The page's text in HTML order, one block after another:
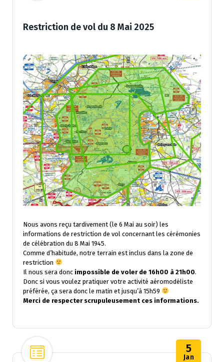
Restriction de vol du 8 Mai 2025
Nous avons reçu tardivement (le 6 Mai au soir) les
informations de restriction de vol concernant les cérémonies
de célébration du 8 Mai 1945.
Comme d’habitude, notre terrain est inclus dans la zone de
restriction
Il nous sera donc impossible de voler de 16h00 à 21h00.
Donc si vous voulez pratiquer votre activité aéromodéliste
préférée, ça sera donc le matin et jusqu’à 15h59
Merci de respecter scrupuleusement ces informations.
5
Jan